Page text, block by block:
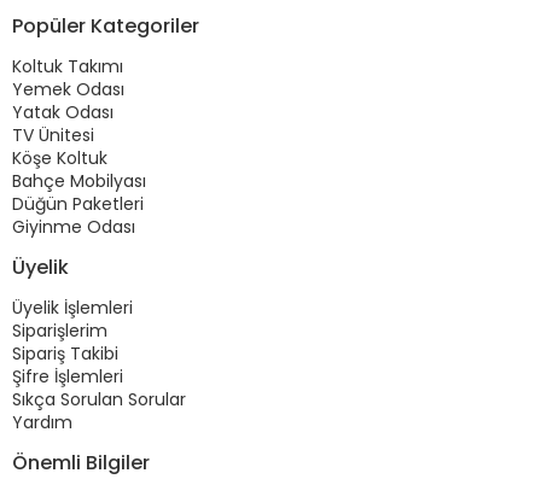
Popüler Kategoriler
Koltuk Takımı
Yemek Odası
Yatak Odası
TV Ünitesi
Köşe Koltuk
Bahçe Mobilyası
Düğün Paketleri
Giyinme Odası
Üyelik
Üyelik İşlemleri
Siparişlerim
Sipariş Takibi
Şifre İşlemleri
Sıkça Sorulan Sorular
Yardım
Önemli Bilgiler